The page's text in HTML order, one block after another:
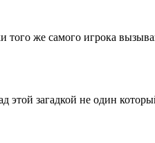
же самого игрока
этой загадкой не один